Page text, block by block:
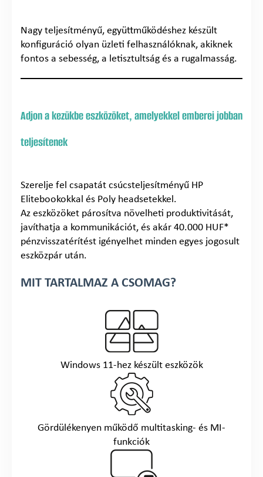
Nagy teljesítményű, együttműködéshez készült
konfiguráció olyan üzleti felhasználóknak, akiknek
fontos a sebesség, a letisztultság és a rugalmasság.
Adjon a kezükbe eszközöket, amelyekkel emberei jobban
teljesítenek
Szerelje fel csapatát csúcsteljesítményű HP
Elitebookokkal és Poly headsetekkel.
Az eszközöket párosítva növelheti produktivitását,
javíthatja a kommunikációt, és akár 40.000 HUF*
pénzvisszatérítést igényelhet minden egyes jogosult
eszközpár után.
MIT TARTALMAZ A CSOMAG?
Windows 11-hez készült eszközök
Gördülékenyen működő multitasking- és MI-
funkciók